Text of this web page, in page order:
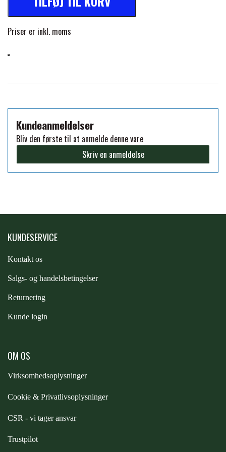
PREMIER EQUINE KØLETERAPI
PHARMACARE
PREMIER EQUINE
STUD MUFFIN
Priser er inkl. moms
Kundeanmeldelser
Bliv den første til at anmelde denne vare
Skriv en anmeldelse
KUNDESERVICE
Kontakt os
Salgs- og handelsbetingelser
Returnering
Kunde login
OM OS
Virksomhedsoplysninger
Cookie & Privatlivsoplysninger
CSR - vi tager ansvar
Trustpilot